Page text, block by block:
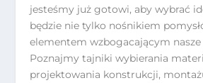
jesteśmy już gotowi, aby wybrać
będzie nie tylko nośnikiem
elementem wzbogacającym nasze
Poznajmy tajniki wybierania
projektowania konstrukcji,